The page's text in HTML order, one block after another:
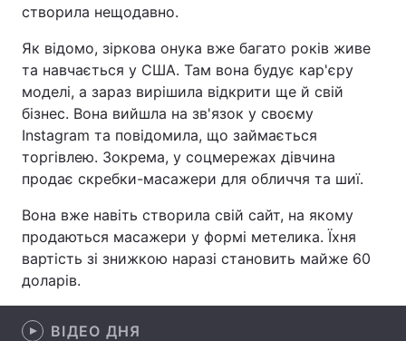
Економіка
Спорт
Техно і зв'язок Лайт
Зброя Інциденти
Здоров'я Туризм
Цікавинки Погода
Екологія Регіони
створила нещодавно.
Як відомо, зіркова онука вже багато років живе
та навчається у США. Там вона будує кар'єру
моделі, а зараз вирішила відкрити ще й свій
бізнес. Вона вийшла на зв'язок у своєму
Instagram та повідомила, що займається
торгівлею. Зокрема, у соцмережах дівчина
продає скребки-масажери для обличчя та шиї.
Вона вже навіть створила свій сайт, на якому
продаються масажери у формі метелика. Їхня
вартість зі знижкою наразі становить майже 60
доларів.
ВІДЕО ДНЯ